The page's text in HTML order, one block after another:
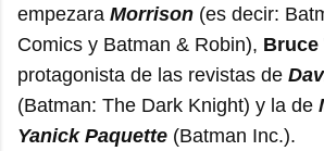
empezara Morrison (es decir:
Comics y Batman & Robin), Bruce
protagonista de las revistas de
(Batman: The Dark Knight) y la de
Yanick Paquette (Batman Inc.).